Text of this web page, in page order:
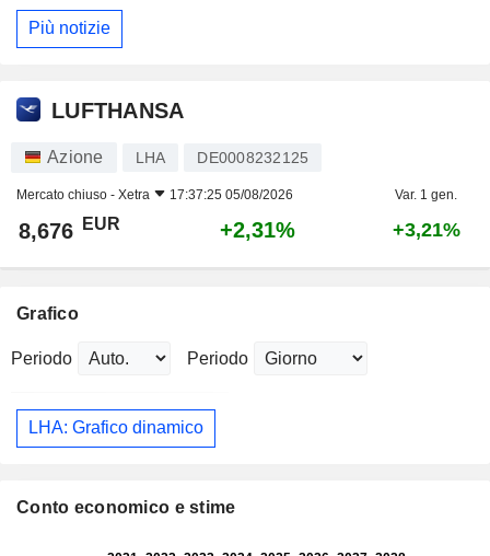
Più notizie
LUFTHANSA
Azione LHA DE0008232125
Mercato chiuso - Xetra 17:37:25 05/08/2026 Var. 1 gen.
8,676 EUR +2,31% +3,21%
Grafico
Periodo Periodo
LHA: Grafico dinamico
Conto economico e stime